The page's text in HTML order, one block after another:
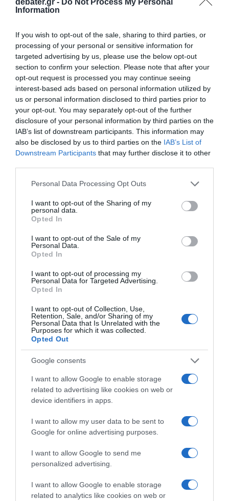
Information
If you wish to opt-out of the sale, sharing to third parties, or
processing of your personal or sensitive information for
targeted advertising by us, please use the below opt-out
section to confirm your selection. Please note that after your
opt-out request is processed you may continue seeing
interest-based ads based on personal information utilized by
us or personal information disclosed to third parties prior to
your opt-out. You may separately opt-out of the further
disclosure of your personal information by third parties on the
IAB’s list of downstream participants. This information may
also be disclosed by us to third parties on the IAB’s List of
Downstream Participants that may further disclose it to other
Please note that this website/app uses one or more Google
not limited to your visit or usage behaviour. You may click to
grant or deny consent to Google and its third-party tags to
use your data for below specified purposes in below Google
consent section.
Personal Data Processing Opt Outs
I want to opt-out of the Sharing of my
personal data.
Opted In
I want to opt-out of the Sale of my
Personal Data.
Opted In
I want to opt-out of processing my
Personal Data for Targeted Advertising.
Opted In
I want to opt-out of Collection, Use,
Retention, Sale, and/or Sharing of my
Personal Data that Is Unrelated with the
Purposes for which it was collected.
Opted Out
Google consents
I want to allow Google to enable storage
related to advertising like cookies on web or
device identifiers in apps.
I want to allow my user data to be sent to
Google for online advertising purposes.
I want to allow Google to send me
personalized advertising.
I want to allow Google to enable storage
related to analytics like cookies on web or
ΕΛΛΑΔΑ
ΕΛΛΑΔΑ
Παλαιό Φάληρο: Συνελήφθη 49χρονος
ως μέλος της εγκληματικής
οργάνωσης του “Έντικ” –
Κατηγορείται για εκβιασμούς και
ξυλοδαρμούς επιχειρηματιών
Ο άνδρας είχε διαφύγει στο εξωτερικό κι επέστρεψε στην
Ελλάδα